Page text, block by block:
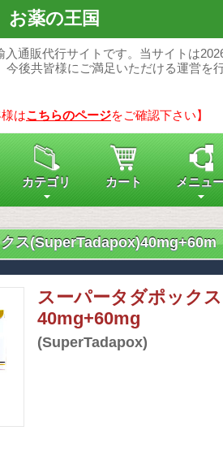
お薬の王国
通販代行サイトです。当サイトは
今後共皆様にご満足いただける運営を
はこちらのページをご確認下さい】
カテゴリ カート メニュ
ス(SuperTadapox)40mg+60m
スーパータダポックス
40mg+60mg
(SuperTadapox)